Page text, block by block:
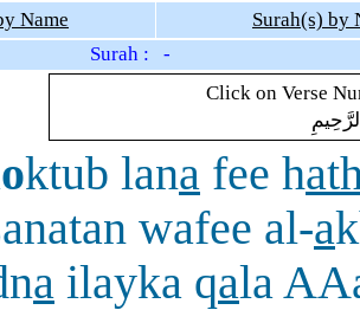
Name
Surah(s) by
Surah : -
Click on Verse
oktub lana fee h
wafee al-a
a ilayka qala